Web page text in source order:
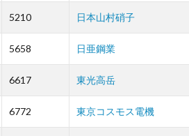
5210 日本山村硝子
5658 日亜鋼業
6617 東光高岳
6772 東京コスモス電機